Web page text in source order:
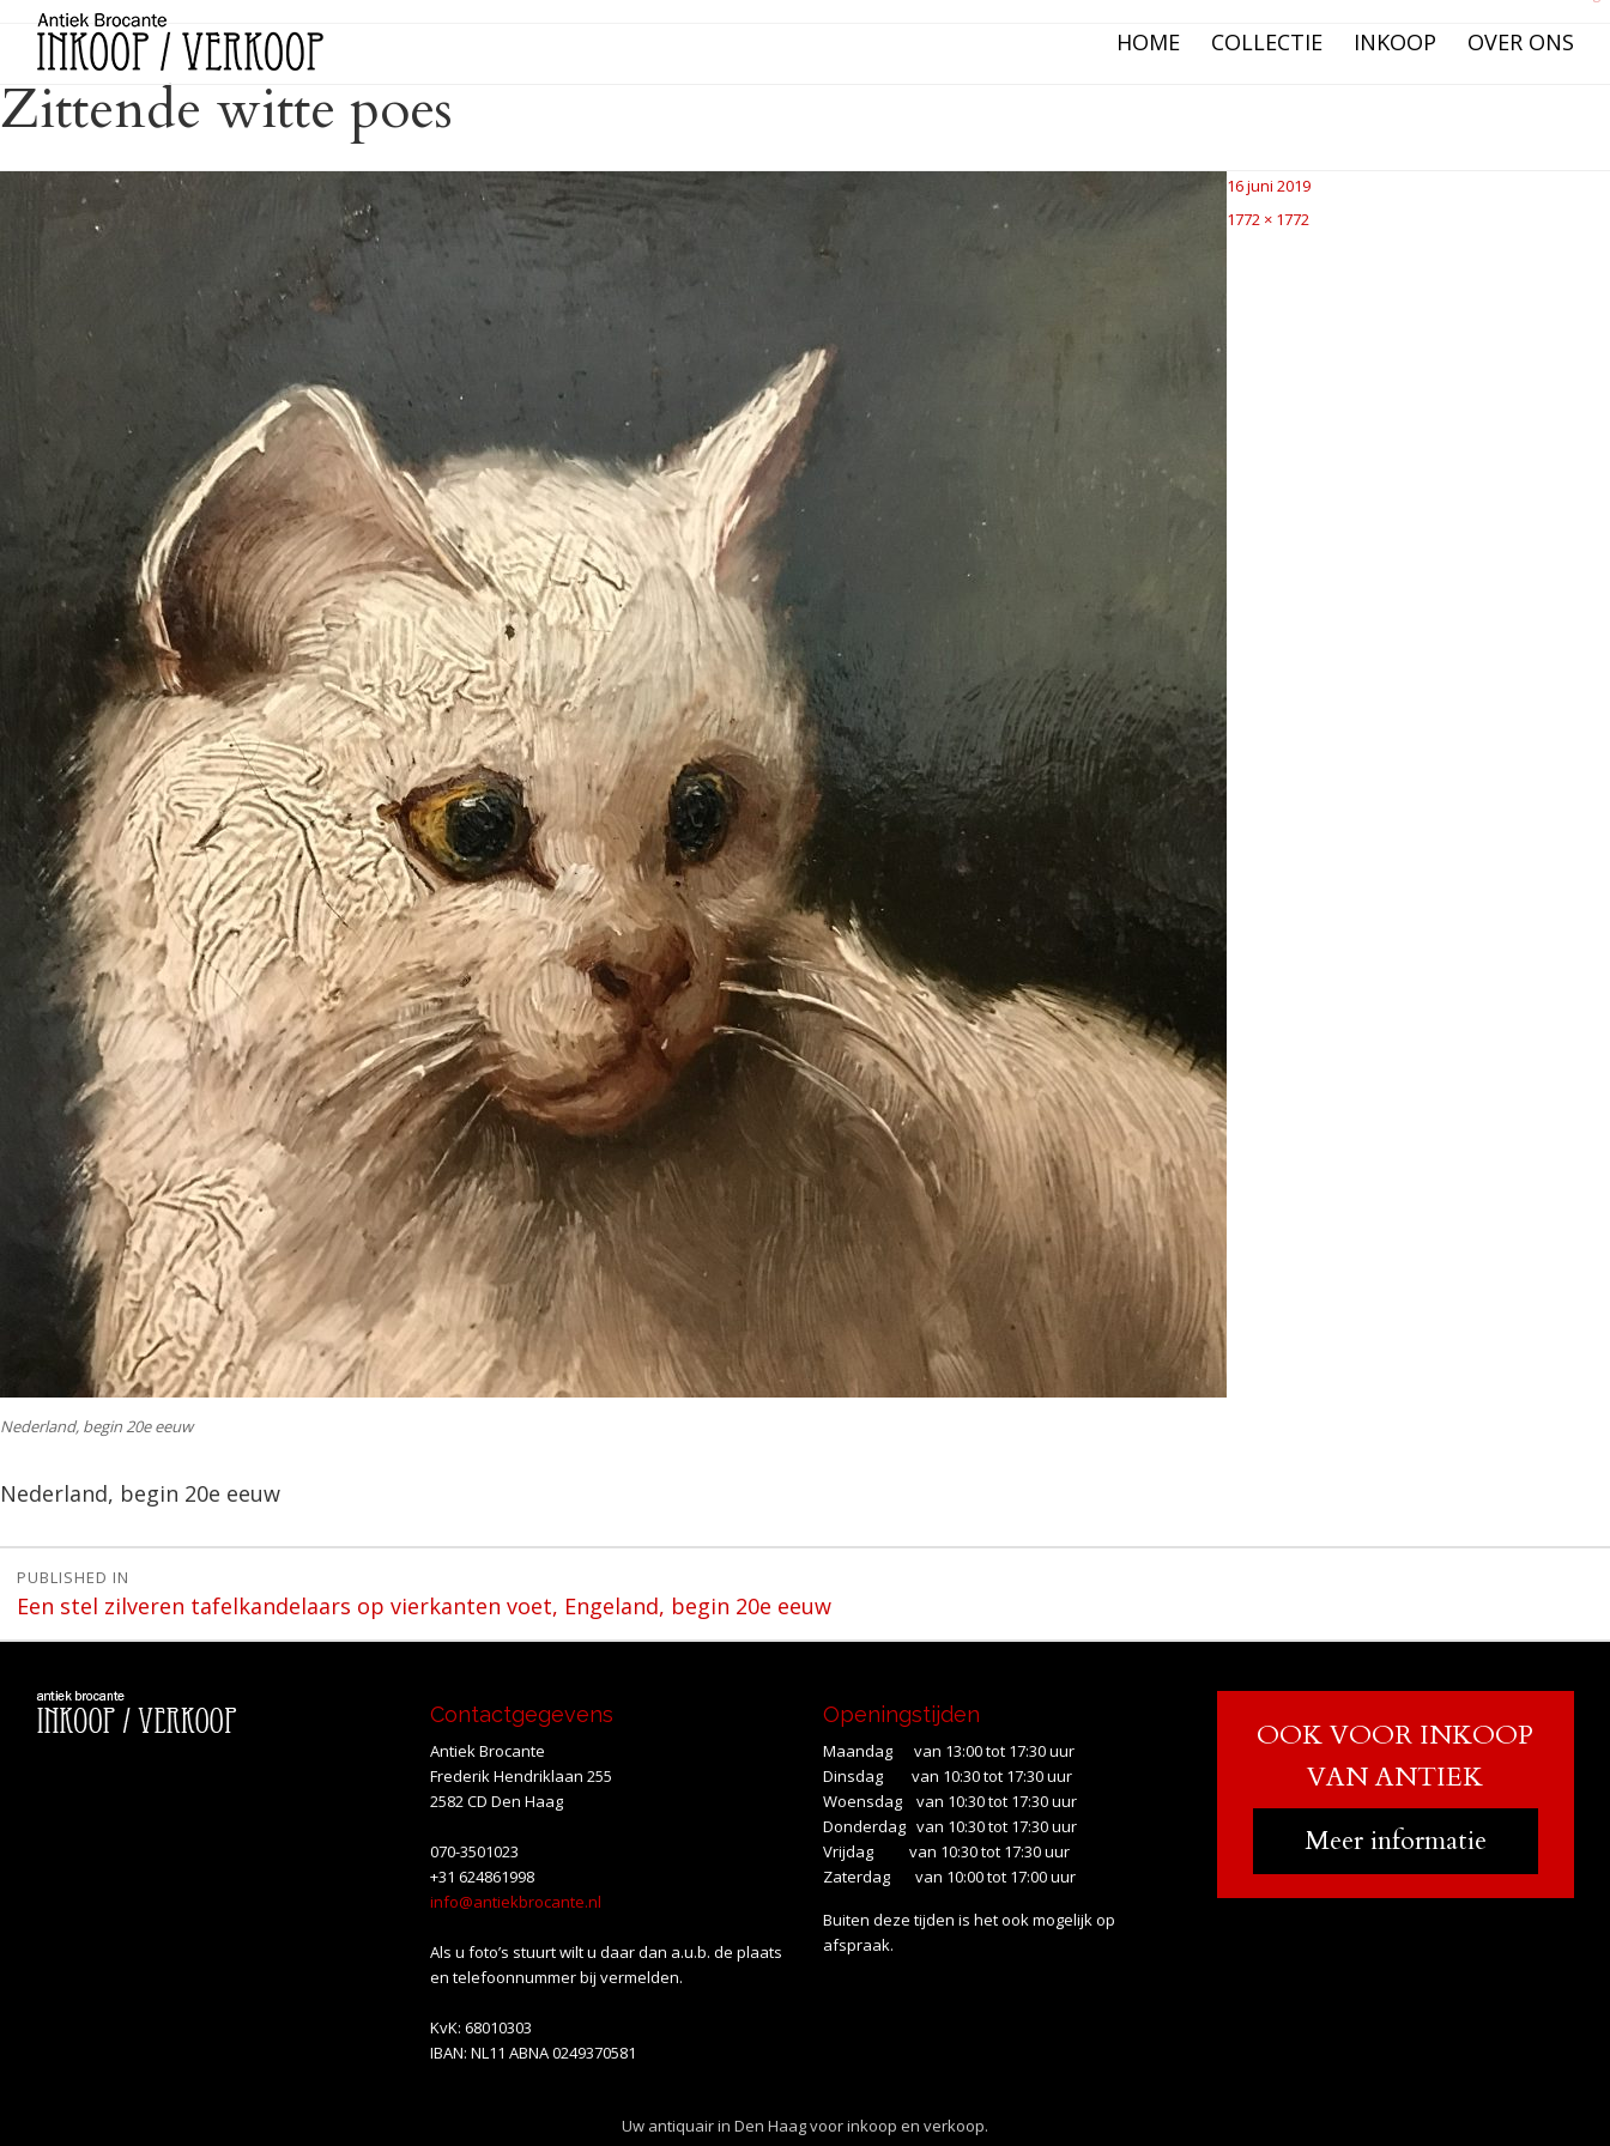
HOME COLLECTIE INKOOP OVER ONS
Zittende witte poes
Nederland, begin 20e eeuw
Nederland, begin 20e eeuw
Posted
on
16 juni 2019
Full
1772 × 1772
Bericht
navigatie
PUBLISHED IN
Een stel zilveren tafelkandelaars op vierkanten voet, Engeland, begin 20e eeuw
Contactgegevens
Antiek Brocante
Frederik Hendriklaan 255
2582 CD Den Haag
070-3501023
+31 624861998
info@antiekbrocante.nl
Als u foto’s stuurt wilt u daar dan a.u.b. de plaats
en telefoonnummer bij vermelden.
KvK: 68010303
IBAN: NL11 ABNA 0249370581
Openingstijden
Maandag van 13:00 tot 17:30 uur
Dinsdag van 10:30 tot 17:30 uur
Woensdag van 10:30 tot 17:30 uur
Donderdag van 10:30 tot 17:30 uur
Vrijdag van 10:30 tot 17:30 uur
Zaterdag van 10:00 tot 17:00 uur
Buiten deze tijden is het ook mogelijk op
afspraak.
OOK VOOR INKOOP
VAN ANTIEK
Meer informatie
Uw antiquair in Den Haag voor inkoop en verkoop.